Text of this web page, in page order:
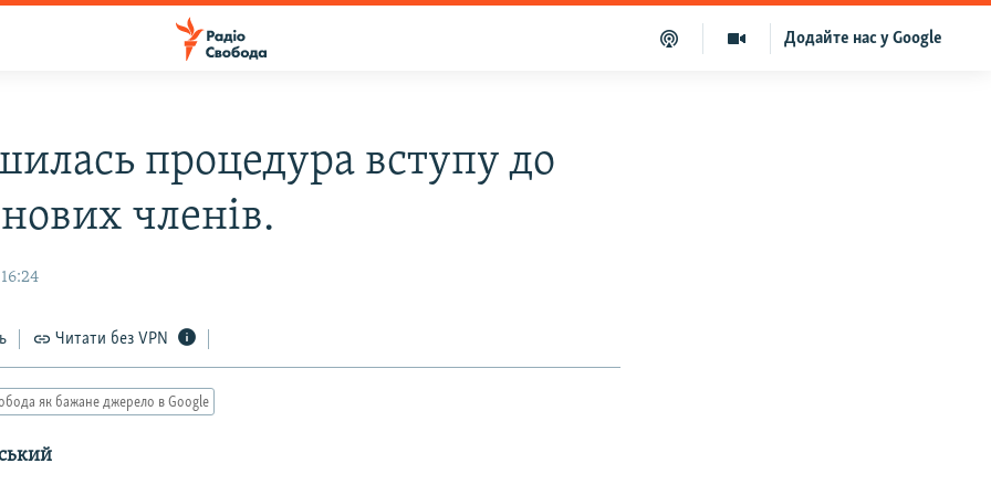
Додайте нас у Google
процедура вступу до
членів.
Читати без VPN
як бажане джерело в Google